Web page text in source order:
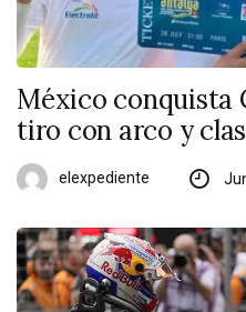
México conquista
tiro con arco y
elexpediente